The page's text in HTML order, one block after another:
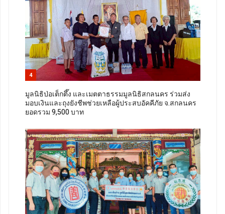
4
มูลนิธิป่อเต็กตึ๊ง และเมตตาธรรมมูลนิธิสกลนคร ร่วมส่ง
มอบเงินและถุงยังชีพช่วยเหลือผู้ประสบอัคคีภัย จ.สกลนคร
ยอดรวม 9,500 บาท